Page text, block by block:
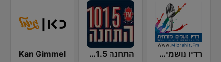
רדיו נושמים מזרחית (Mizrahit Fm) התחנה 101.5 Kan Gimmel